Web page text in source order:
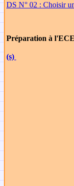
DS N° 02 : Choisir
Préparation à
(s)